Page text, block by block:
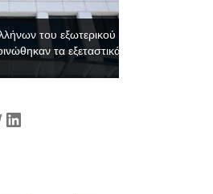
του εξωτερικού
τα εξεταστικά
Linkedin